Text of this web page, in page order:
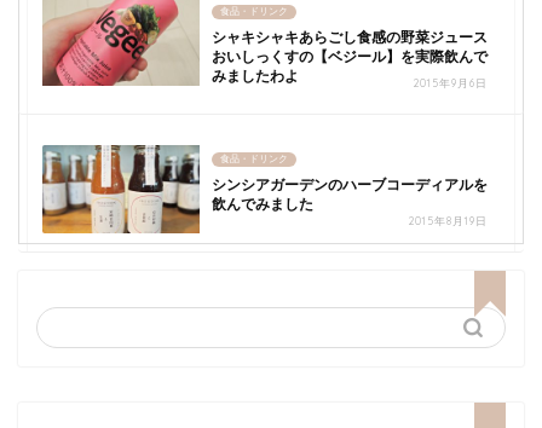
食品・ドリンク
シャキシャキあらごし食感の野菜ジュース
おいしっくすの【ベジール】を実際飲んで
みましたわよ
2015年9月6日
食品・ドリンク
シンシアガーデンのハーブコーディアルを
飲んでみました
2015年8月19日